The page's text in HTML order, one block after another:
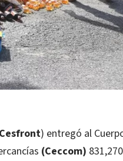
) entregó al
(Ceccom)